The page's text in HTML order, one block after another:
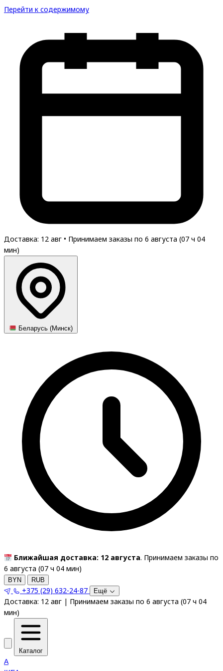
Перейти к содержимому
Доставка: 12 авг • Принимаем заказы по 6 августа (07 ч 04
мин)
Беларусь (Минск)
Ближайшая доставка: 12 августа. Принимаем заказы по
6 августа (07 ч 04 мин)
BYN RUB
+375 (29) 632-24-87 Ещё
Доставка: 12 авг | Принимаем заказы по 6 августа (07 ч 04
мин)
Каталог
A